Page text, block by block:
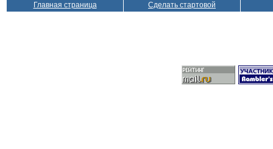
Главная страница Сделать стартовой